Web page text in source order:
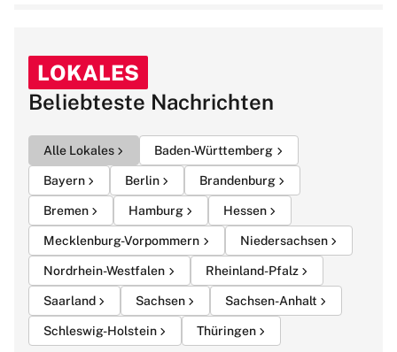
LOKALES
Beliebteste Nachrichten
Alle Lokales Baden-Württemberg
Bayern Berlin Brandenburg
Bremen Hamburg Hessen
Mecklenburg-Vorpommern Niedersachsen
Nordrhein-Westfalen Rheinland-Pfalz
Saarland Sachsen Sachsen-Anhalt
Schleswig-Holstein Thüringen